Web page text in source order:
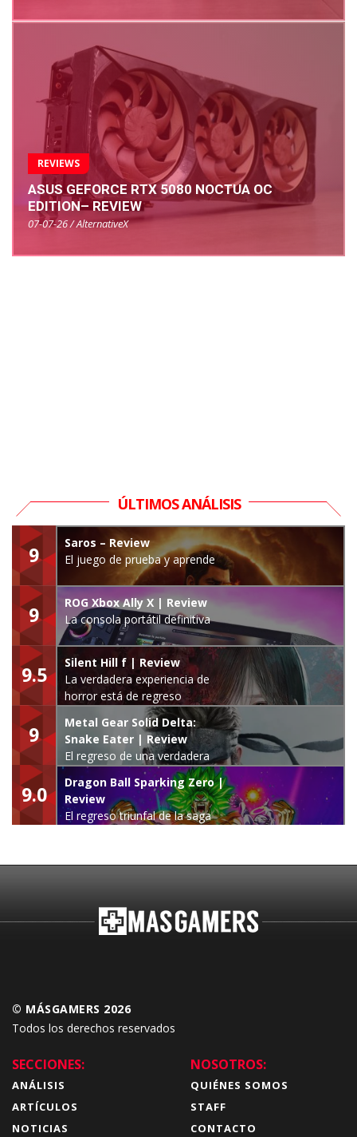
REVIEWS
ASUS GEFORCE RTX 5080 NOCTUA OC
EDITION– REVIEW
07-07-26 / AlternativeX
ÚLTIMOS ANÁLISIS
9
Saros – Review
El juego de prueba y aprende
9
ROG Xbox Ally X | Review
La consola portátil definitiva
9.5
Silent Hill f | Review
La verdadera experiencia de
horror está de regreso
9
Metal Gear Solid Delta:
Snake Eater | Review
El regreso de una verdadera
leyenda
9.0
Dragon Ball Sparking Zero |
Review
El regreso triunfal de la saga
© MÁSGAMERS 2026
Todos los derechos reservados
SECCIONES:
ANÁLISIS
ARTÍCULOS
NOTICIAS
NOSOTROS:
QUIÉNES SOMOS
STAFF
CONTACTO